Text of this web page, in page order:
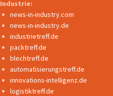
Industrie:
news-in-industry.com
news-in-industry.de
industrietreff.de
packtreff.de
blechtreff.de
automatisierungstreff.de
innovations-intelligenz.de
logistiktreff.de